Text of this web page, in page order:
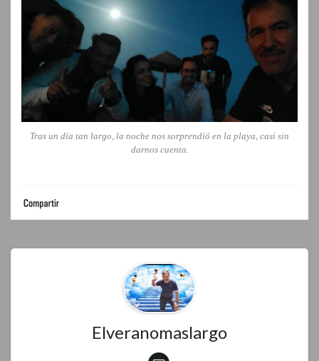
Tras un día tan largo, la noche nos sorprendió en la playa, casi sin
darnos cuenta.
Elveranomaslargo